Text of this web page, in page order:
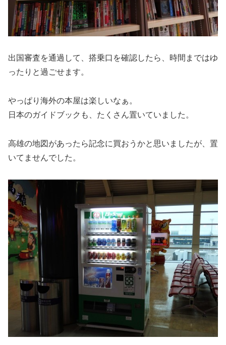
出国審査を通過して、搭乗口を確認したら、時間まではゆ
ったりと過ごせます。
やっぱり海外の本屋は楽しいなぁ。
日本のガイドブックも、たくさん置いていました。
高雄の地図があったら記念に買おうかと思いましたが、置
いてませんでした。